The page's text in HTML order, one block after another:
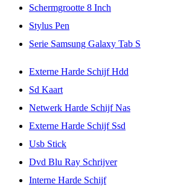
Schermgrootte 8 Inch
Stylus Pen
Serie Samsung Galaxy Tab S
Externe Harde Schijf Hdd
Sd Kaart
Netwerk Harde Schijf Nas
Externe Harde Schijf Ssd
Usb Stick
Dvd Blu Ray Schrijver
Interne Harde Schijf